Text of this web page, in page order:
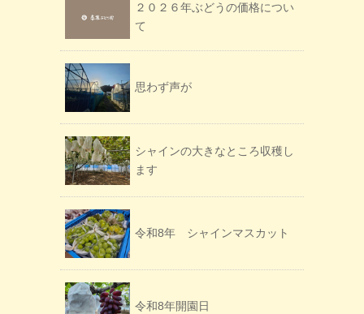
２０２６年ぶどうの価格につい
て
思わず声が
シャインの大きなところ収穫し
ます
令和8年 シャインマスカット
令和8年開園日